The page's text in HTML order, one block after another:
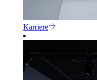
Karriere